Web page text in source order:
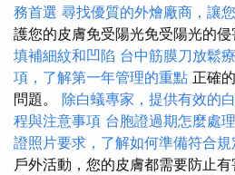
務首選 尋找優質的外燴廠商，讓
護您的皮膚免受陽光免受陽光的侵
填補細紋和凹陷 台中筋膜刀放鬆
項，了解第一年管理的重點 正確
問題。 除白蟻專家，提供有效的
程與注意事項 台胞證過期怎麼處
證照片要求，了解如何準備符合規
戶外活動，您的皮膚都需要防止